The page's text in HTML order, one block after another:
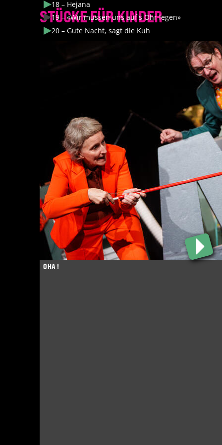
18 – Hejana
19 – «Wir müssen uns auf's Ohr legen»
20 – Gute Nacht, sagt die Kuh
STÜCKE FÜR KINDER
OHA !